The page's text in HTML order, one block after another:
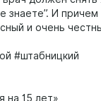
знаете”. И
и очень
#штабницкий
на 15 лет»